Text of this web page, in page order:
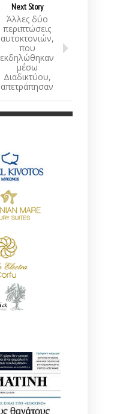
Next Story
Άλλες δύο
περιπτώσεις
αυτοκτονιών,
που
εκδηλώθηκαν
μέσω
Διαδικτύου,
απετράπησαν